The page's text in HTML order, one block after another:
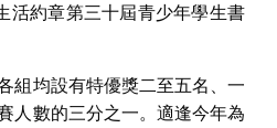
活約章第三十屆青少年學生書
組均設有特優獎二至五名、一
人數的三分之一。適逢今年為